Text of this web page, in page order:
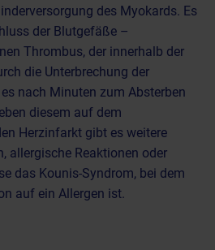
des Myokards. Es
der Blutgefäße –
Thrombus, der innerhalb der
die Unterbrechung der
nach Minuten zum Absterben
diesem auf dem
Herzinfarkt gibt es weitere
allergische Reaktionen oder
das Kounis-Syndrom, bei dem
auf ein Allergen ist.